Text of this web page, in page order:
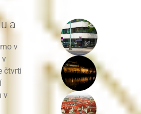
a
v
v
čtvrti
v